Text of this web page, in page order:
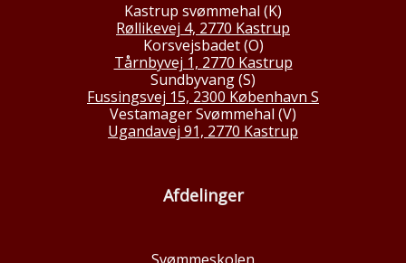
Kastrup svømmehal (K)
Røllikevej 4, 2770 Kastrup
Korsvejsbadet (O)
Tårnbyvej 1, 2770 Kastrup
Sundbyvang (S)
Fussingsvej 15, 2300 København S
Vestamager Svømmehal (V)
Ugandavej 91, 2770 Kastrup
Afdelinger